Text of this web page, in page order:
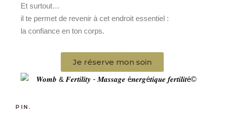
Et surtout…
il te permet de revenir à cet endroit essentiel :
la confiance en ton corps.
Je réserve mon soin
PIN.